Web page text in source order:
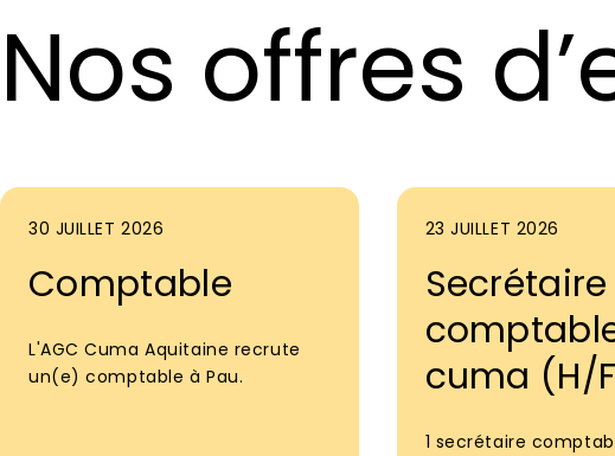
Nos offres
30 JUILLET 2026
Comptable
L'AGC Cuma Aquitaine recrute
un(e) comptable à Pau.
23 JUILLET 2026
Secrétaire
cuma (H/
1 secrétaire